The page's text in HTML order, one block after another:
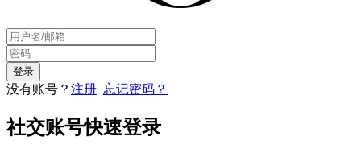
没有账号？ 注册 忘记密码？
社交账号快速登录